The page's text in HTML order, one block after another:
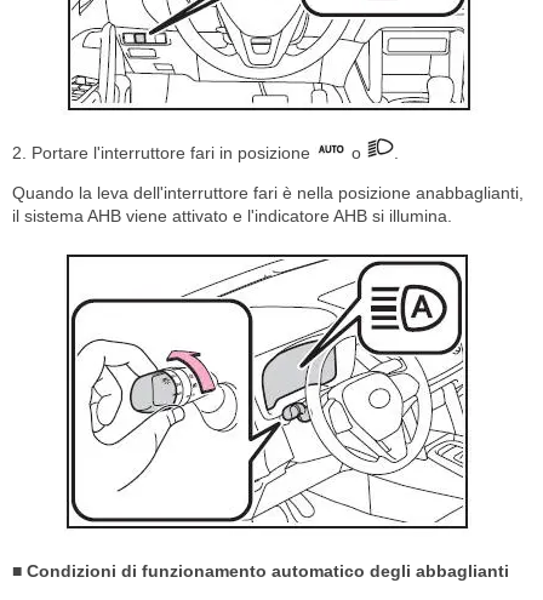
2. Portare l'interruttore fari in posizione o
Quando la leva dell'interruttore fari è nella posizione anabbaglianti,
il sistema AHB viene attivato e l'indicatore AHB si illumina.
■ Condizioni di funzionamento automatico degli abbaglianti